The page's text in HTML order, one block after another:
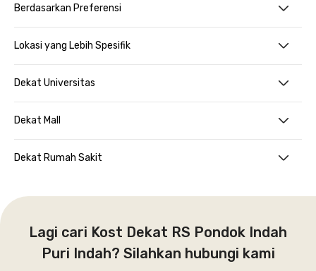
Berdasarkan Preferensi
Lokasi yang Lebih Spesifik
Dekat Universitas
Dekat Mall
Dekat Rumah Sakit
Lagi cari Kost Dekat RS Pondok Indah
Puri Indah? Silahkan hubungi kami